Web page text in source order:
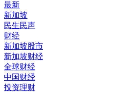
最新
新加坡
民生民声
财经
新加坡股市
新加坡财经
全球财经
中国财经
投资理财